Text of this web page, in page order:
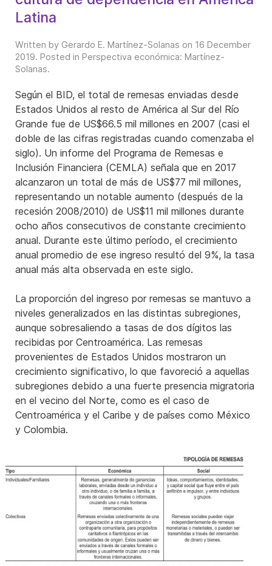
Latina
Written by Gerardo E. Martínez-Solanas on 16 December
2019. Posted in Perspectiva económica: Martínez-
Solanas.
Según el BID, el total de remesas enviadas desde
Estados Unidos al resto de América al Sur del Río
Grande fue de US$66.5 mil millones en 2007 (casi el
doble de las cifras registradas cuando comenzaba el
siglo). Un informe del Programa de Remesas e
Inclusión Financiera (CEMLA) señala que en 2017
alcanzaron un total de más de US$77 mil millones,
representando un notable aumento (después de la
recesión 2008/2010) de US$11 mil millones durante
ocho años consecutivos de constante crecimiento
anual. Durante este último período, el crecimiento
anual promedio de ese ingreso resultó del 9%, la tasa
anual más alta observada en este siglo.
La proporción del ingreso por remesas se mantuvo a
niveles generalizados en las distintas subregiones,
aunque sobresaliendo a tasas de dos dígitos las
recibidas por Centroamérica. Las remesas
provenientes de Estados Unidos mostraron un
crecimiento significativo, lo que favoreció a aquellas
subregiones debido a una fuerte presencia migratoria
en el vecino del Norte, como es el caso de
Centroamérica y el Caribe y de países como México
y Colombia.